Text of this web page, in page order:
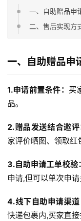
一、自助赠品申
二、售后实现方
一、自助赠品申
1.申请前置条件： 买
品。
2.赠品发送结合邀评
家评价晒图、领取红
3.自助申请工单校验：
申请,但可以单次申请
4.线下自助申请渠道
快递包裹内,买家直